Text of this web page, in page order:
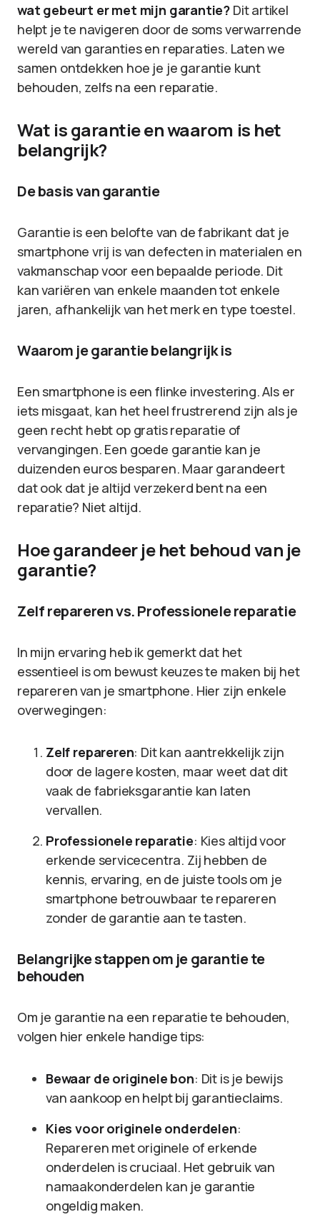
wat gebeurt er met mijn garantie? Dit artikel
helpt je te navigeren door de soms verwarrende
wereld van garanties en reparaties. Laten we
samen ontdekken hoe je je garantie kunt
behouden, zelfs na een reparatie.
Wat is garantie en waarom is het
belangrijk?
De basis van garantie
Garantie is een belofte van de fabrikant dat je
smartphone vrij is van defecten in materialen en
vakmanschap voor een bepaalde periode. Dit
kan variëren van enkele maanden tot enkele
jaren, afhankelijk van het merk en type toestel.
Waarom je garantie belangrijk is
Een smartphone is een flinke investering. Als er
iets misgaat, kan het heel frustrerend zijn als je
geen recht hebt op gratis reparatie of
vervangingen. Een goede garantie kan je
duizenden euros besparen. Maar garandeert
dat ook dat je altijd verzekerd bent na een
reparatie? Niet altijd.
Hoe garandeer je het behoud van je
garantie?
Zelf repareren vs. Professionele reparatie
In mijn ervaring heb ik gemerkt dat het
essentieel is om bewust keuzes te maken bij het
repareren van je smartphone. Hier zijn enkele
overwegingen:
Zelf repareren: Dit kan aantrekkelijk zijn
door de lagere kosten, maar weet dat dit
vaak de fabrieksgarantie kan laten
vervallen.
Professionele reparatie: Kies altijd voor
erkende servicecentra. Zij hebben de
kennis, ervaring, en de juiste tools om je
smartphone betrouwbaar te repareren
zonder de garantie aan te tasten.
Belangrijke stappen om je garantie te
behouden
Om je garantie na een reparatie te behouden,
volgen hier enkele handige tips:
Bewaar de originele bon: Dit is je bewijs
van aankoop en helpt bij garantieclaims.
Kies voor originele onderdelen:
Repareren met originele of erkende
onderdelen is cruciaal. Het gebruik van
namaakonderdelen kan je garantie
ongeldig maken.